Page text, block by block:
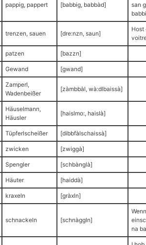
pappig, pappert [babbig, babbàd]
san
trenzen, sauen [dre:nzn, saun]
Host
patzen [bazzn]
Gewand [gwand]
Zamperl,
Wadenbeißer
[zàmbbàl, wà:dlbaissà]
Häuselmann,
Häusler
[haislmo:, haislà]
Tüpferlscheißer [dibbfàlschaissà]
zwicken [zwiggà]
Spengler [schbànglà]
Häuter [haiddà]
kraxeln [gràxln]
schnackeln [schnàggln]
na